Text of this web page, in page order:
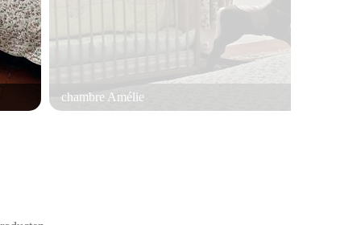
chambre Amélie